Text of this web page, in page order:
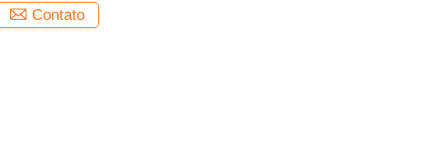
Contato